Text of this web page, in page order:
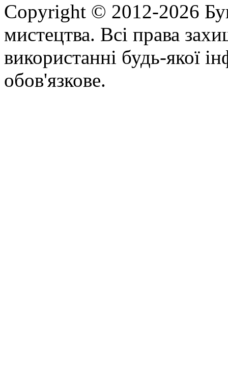
Copyright © 2012-2026
мистецтва. Всі права
використанні будь-якої
обов'язкове.